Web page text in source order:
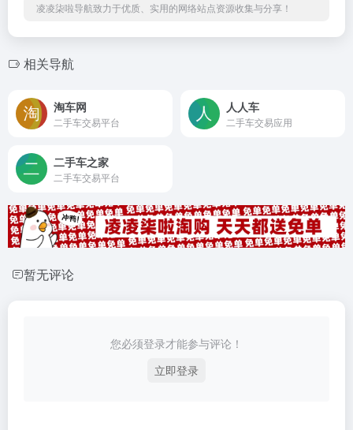
凌凌柒啦导航致力于优质、实用的网络站点资源收集与分享！
相关导航
淘车网
二手车交易平台
人人车
二手车交易应用
二手车之家
二手车交易平台
暂无评论
您必须登录才能参与评论！
立即登录